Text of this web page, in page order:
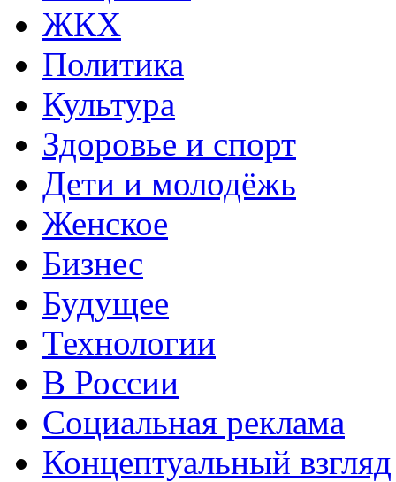
ЖКХ
Политика
Культура
Здоровье и спорт
Дети и молодёжь
Женское
Бизнес
Будущее
Технологии
В России
Социальная реклама
Концептуальный взгляд